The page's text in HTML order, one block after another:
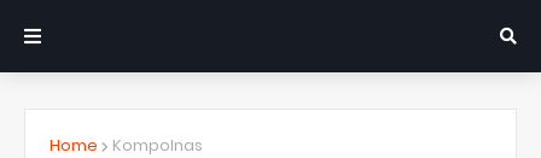
Home Kompolnas